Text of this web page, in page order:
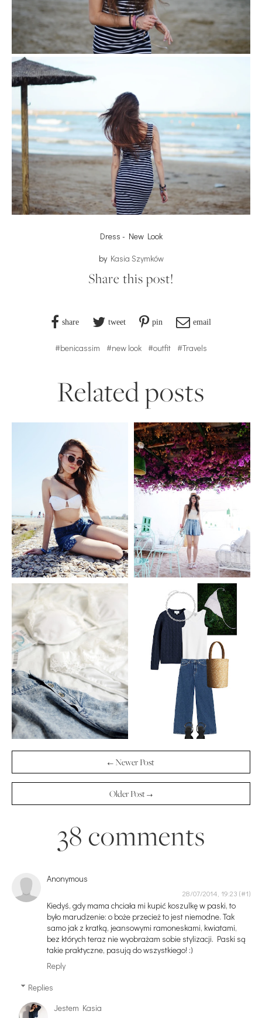
Dress - New Look
by Kasia Szymków
Share this post!
share tweet pin email
#benicassim #new look #outfit #Travels
Related posts
← Newer Post
Older Post →
38 comments
Anonymous
28/07/2014, 19:23
Kiedyś, gdy mama chciała mi kupić koszulkę w paski, to
było marudzenie: o boże przecież to jest niemodne. Tak
samo jak z kratką, jeansowymi ramoneskami, kwiatami,
bez których teraz nie wyobrażam sobie stylizacji. Paski są
takie praktyczne, pasują do wszystkiego! :)
Reply
Replies
Jestem Kasia